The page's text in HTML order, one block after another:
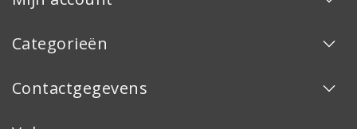
Categorieën
Contactgegevens